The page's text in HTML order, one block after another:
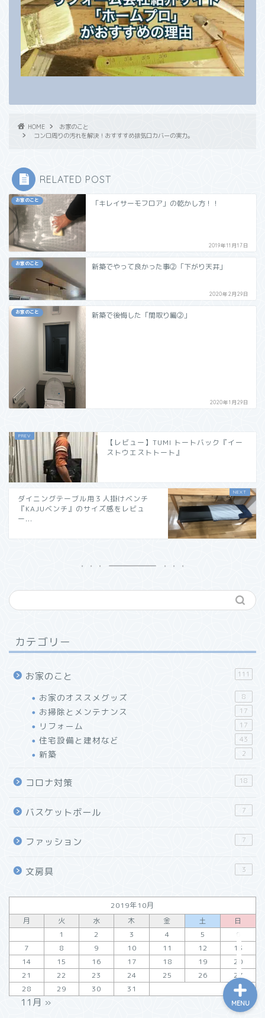
HOME
お家のこと
コンロ周りの汚れを解決！おすすすめ排気口カバーの実力。
RELATED POST
お家のこと 「キレイサーモフロア」の乾かし方！！
2019年11月17日
お家のこと 新築でやって良かった事②「下がり天井」
2020年2月29日
お家のこと 新築で後悔した「間取り編②」
2020年1月29日
【レビュー】TUMI トートバック『イー
ストウエストトート』
ダイニングテーブル用３人掛けベンチ
『KAJUベンチ』のサイズ感をレビュ
ー...
カテゴリー
お家のこと 111
お家のオススメグッズ 8
お掃除とメンテナンス 17
リフォーム 17
住宅設備と建材など 43
新築 2
コロナ対策 18
バスケットボール 7
ファッション 7
文房具 3
2019年10月
月
火 水 木 金 土
日
1
2 3 4 5
6
7
8 9 10 11 12
13
14
15 16 17 18 19
20
21
22 23 24 25 26
27
28
29 30 31
11月 » MENU
【レビュー】万年筆インク
な人におすすめ！特徴と活
リフォーム会社紹介サイト
「ホームプロ」がおすすめ
な理由